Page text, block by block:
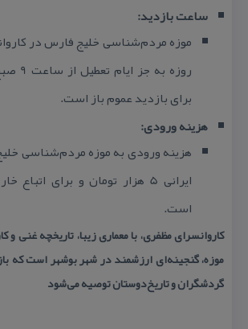
ساعت بازدید:
موزه مردم‌شناسی خلیج فارس در
برای بازدید عموم باز است.
هزینه ورودی:
هزینه ورودی به موزه مردم‌شناسی
است.
كاروانسرای مظفری، با معماری زیبا، تاریخچه غنی و
موزه، گنجینه‌ای ارزشمند در شهر بوشهر است كه
گردشگران و تاریخ‌دوستان توصیه می‌شود